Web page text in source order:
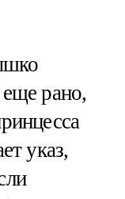
рано,
указ,